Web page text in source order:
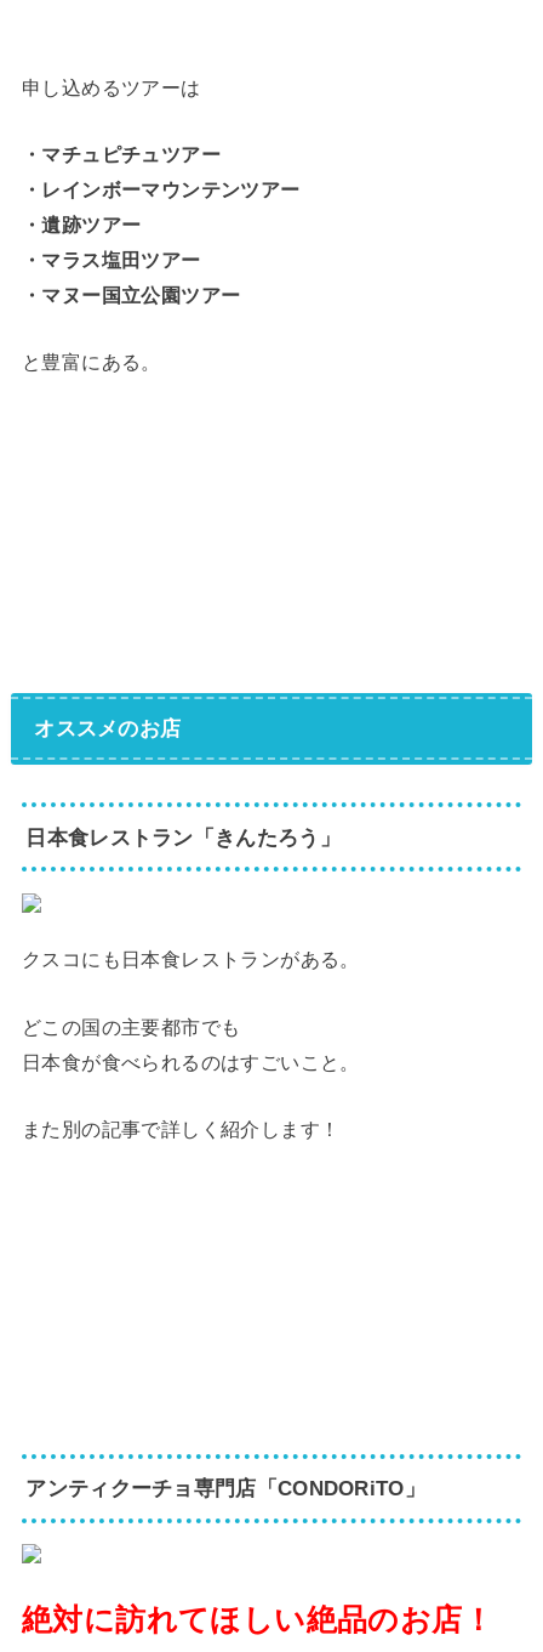
申し込めるツアーは
・マチュピチュツアー
・レインボーマウンテンツアー
・遺跡ツアー
・マラス塩田ツアー
・マヌー国立公園ツアー
と豊富にある。
オススメのお店
日本食レストラン「きんたろう」
クスコにも日本食レストランがある。
どこの国の主要都市でも
日本食が食べられるのはすごいこと。
また別の記事で詳しく紹介します！
アンティクーチョ専門店「CONDORiTO」
絶対に訪れてほしい絶品のお店！